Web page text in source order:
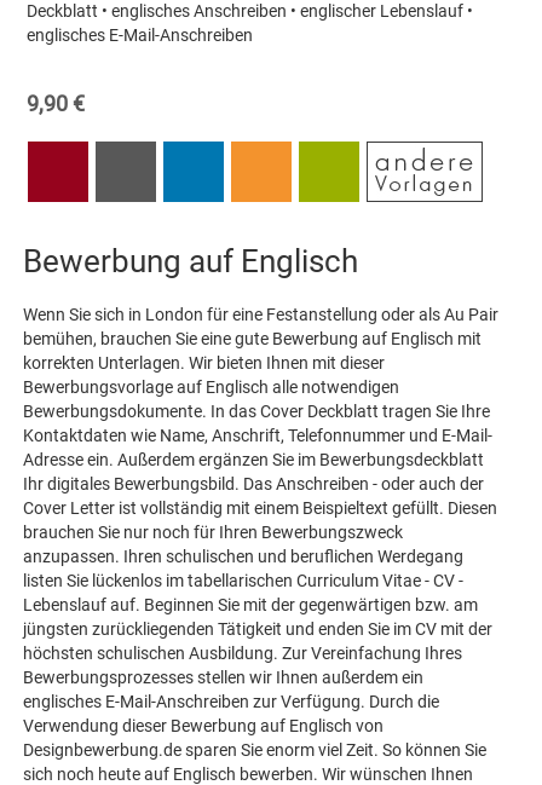
Deckblatt • englisches Anschreiben • englischer Lebenslauf •
englisches E-Mail-Anschreiben
9,90 €
Bewerbung auf Englisch
Wenn Sie sich in London für eine Festanstellung oder als Au Pair
bemühen, brauchen Sie eine gute Bewerbung auf Englisch mit
korrekten Unterlagen. Wir bieten Ihnen mit dieser
Bewerbungsvorlage auf Englisch alle notwendigen
Bewerbungsdokumente. In das Cover Deckblatt tragen Sie Ihre
Kontaktdaten wie Name, Anschrift, Telefonnummer und E-Mail-
Adresse ein. Außerdem ergänzen Sie im Bewerbungsdeckblatt
Ihr digitales Bewerbungsbild. Das Anschreiben - oder auch der
Cover Letter ist vollständig mit einem Beispieltext gefüllt. Diesen
brauchen Sie nur noch für Ihren Bewerbungszweck
anzupassen. Ihren schulischen und beruflichen Werdegang
listen Sie lückenlos im tabellarischen Curriculum Vitae - CV -
Lebenslauf auf. Beginnen Sie mit der gegenwärtigen bzw. am
jüngsten zurückliegenden Tätigkeit und enden Sie im CV mit der
höchsten schulischen Ausbildung. Zur Vereinfachung Ihres
Bewerbungsprozesses stellen wir Ihnen außerdem ein
englisches E-Mail-Anschreiben zur Verfügung. Durch die
Verwendung dieser Bewerbung auf Englisch von
Designbewerbung.de sparen Sie enorm viel Zeit. So können Sie
sich noch heute auf Englisch bewerben. Wir wünschen Ihnen